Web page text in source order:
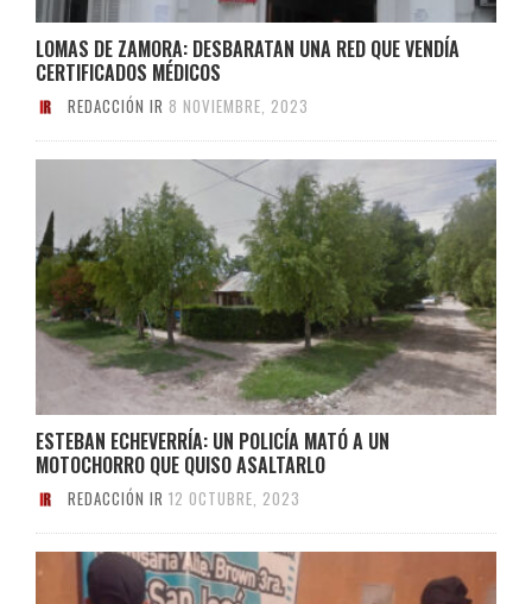
LOMAS DE ZAMORA: DESBARATAN UNA RED QUE VENDÍA
CERTIFICADOS MÉDICOS
REDACCIÓN IR 8 NOVIEMBRE, 2023
ESTEBAN ECHEVERRÍA: UN POLICÍA MATÓ A UN
MOTOCHORRO QUE QUISO ASALTARLO
REDACCIÓN IR 12 OCTUBRE, 2023